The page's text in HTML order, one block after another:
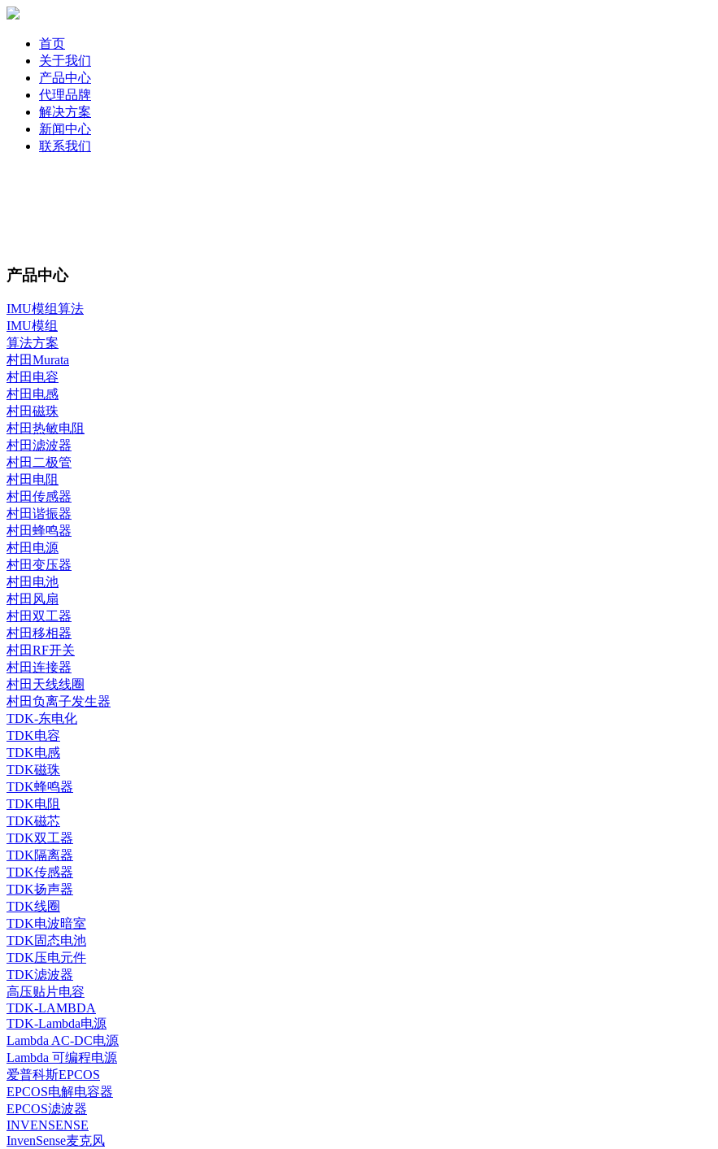
首页
关于我们
产品中心
代理品牌
解决方案
新闻中心
联系我们
产品中心
IMU模组算法
IMU模组
算法方案
村田Murata
村田电容
村田电感
村田磁珠
村田热敏电阻
村田滤波器
村田二极管
村田电阻
村田传感器
村田谐振器
村田蜂鸣器
村田电源
村田变压器
村田电池
村田风扇
村田双工器
村田移相器
村田RF开关
村田连接器
村田天线线圈
村田负离子发生器
TDK-东电化
TDK电容
TDK电感
TDK磁珠
TDK蜂鸣器
TDK电阻
TDK磁芯
TDK双工器
TDK隔离器
TDK传感器
TDK扬声器
TDK线圈
TDK电波暗室
TDK固态电池
TDK压电元件
TDK滤波器
高压贴片电容
TDK-LAMBDA
TDK-Lambda电源
Lambda AC-DC电源
Lambda 可编程电源
爱普科斯EPCOS
EPCOS电解电容器
EPCOS滤波器
INVENSENSE
InvenSense麦克风